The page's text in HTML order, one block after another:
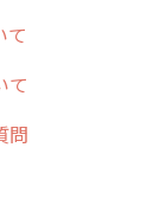
て
て
問